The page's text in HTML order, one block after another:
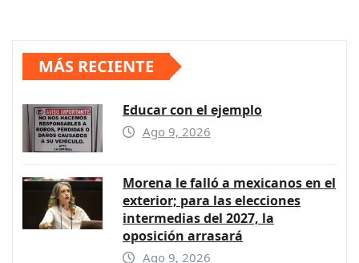
MÁS RECIENTE
Educar con el ejemplo
Ago 9, 2026
Morena le falló a mexicanos en el
exterior; para las elecciones
intermedias del 2027, la
oposición arrasará
Ago 9, 2026